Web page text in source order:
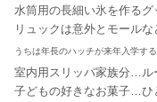
水筒用の長細い氷を作るグ
リュックは意外とモール
うちは年長のハッチが来年入学す
室内用スリッパ家族分…ル
子どもの好きなお菓子…ひ